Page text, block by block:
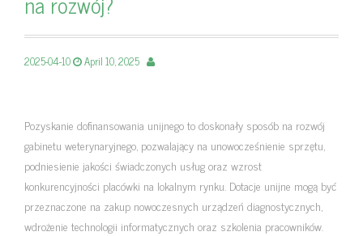
2025-04-10 April 10, 2025
Pozyskanie dofinansowania unijnego to doskonały sposób na rozwój
gabinetu weterynaryjnego, pozwalający na unowocześnienie sprzętu,
podniesienie jakości świadczonych usług oraz wzrost
konkurencyjności placówki na lokalnym rynku. Dotacje unijne mogą być
przeznaczone na zakup nowoczesnych urządzeń diagnostycznych,
wdrożenie technologii informatycznych oraz szkolenia pracowników.